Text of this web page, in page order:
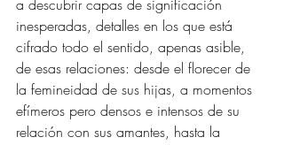
a descubrir capas de significación
inesperadas, detalles en los que está
cifrado todo el sentido, apenas asible,
de esas relaciones: desde el florecer de
la femineidad de sus hijas, a momentos
efímeros pero densos e intensos de su
relación con sus amantes, hasta la